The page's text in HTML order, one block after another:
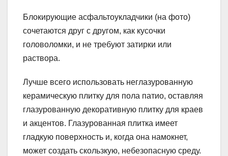
Блокирующие асфальтоукладчики (на фото)
сочетаются друг с другом, как кусочки
головоломки, и не требуют затирки или
раствора.
Лучше всего использовать неглазурованную
керамическую плитку для пола патио, оставляя
глазурованную декоративную плитку для краев
и акцентов. Глазурованная плитка имеет
гладкую поверхность и, когда она намокнет,
может создать скользкую, небезопасную среду.